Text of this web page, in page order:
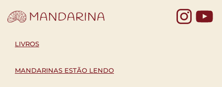
LIVROS
MANDARINAS ESTÃO LENDO